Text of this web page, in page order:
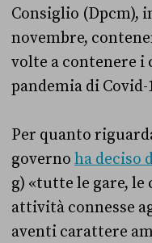
Consiglio (Dpcm),
novembre,
volte a contenere i
pandemia di Covid-
Per quanto
governo ha deciso
g) «tutte le gare,
attività connesse
aventi carattere